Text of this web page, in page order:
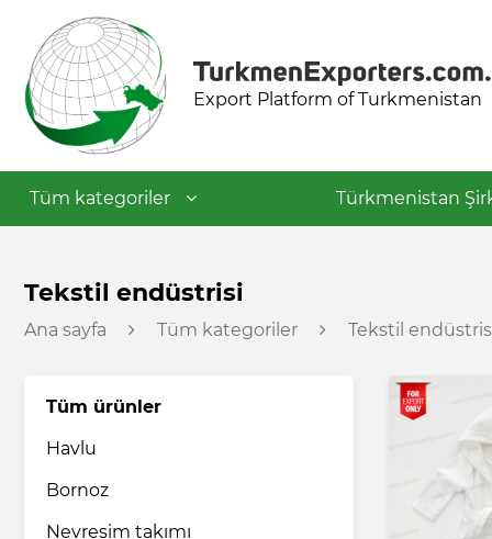
Export Platform of Turkmenistan
Tüm kategoriler Türkmenistan
Gıda endüstrisi
Petrokimya endüstrisi
İnşaat malzemeleri
Tekstil endüstrisi
Ana sayfa Tüm kategoriler Tekstil
Tüm ürünler
Havlu
Bornoz
Nevresim takımı